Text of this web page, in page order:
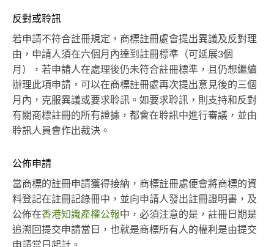
反對或聆訊
若申請不符合註冊規定，商標註冊處會提出異議及反對理
由，申請人須在六個月內達到註冊標準（可延展3個
月），若申請人在處理後仍未符合註冊標準，且仍想繼續
辦理此項申請，可以在商標註冊處再次提出意見後的三個
月內，克服異議或要求聆訊。如要求聆訊，則支持和反對
有關商標註冊的所有證據，都會在聆訊中進行審議，並由
聆訊人員會作出裁決。
公佈申請
當商標的註冊申請獲得接納，商標註冊處便會將商標的資
料登記在註冊記錄冊中，並向申請人發出註冊證明書，及
公佈在香港知識產權公報中，必須注意的是，註冊日期是
追溯回提交申請當日，也就是商標所有人的權利是由提交